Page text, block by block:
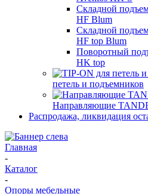
Складной
HF Blum
Складной
HF top Blum
Поворотный
HK top
петель и подъемников
Направляющие
Распродажа, ликвидация
Главная
-
Каталог
-
Опоры мебельные